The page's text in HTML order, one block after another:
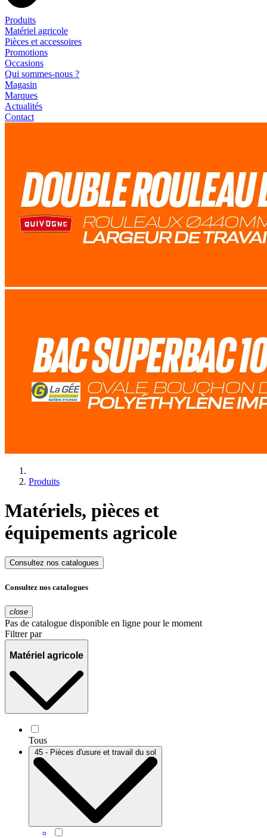
Produits
Matériel agricole
Pièces et accessoires
Promotions
Occasions
Qui sommes-nous ?
Magasin
Marques
Actualités
Contact
Produits
Matériels, pièces et
équipements agricole
Consultez nos catalogues
Consultez nos catalogues
close
Pas de catalogue disponible en ligne pour le moment
Filtrer par
Matériel agricole
Tous
45 - Pièces d'usure et travail du sol